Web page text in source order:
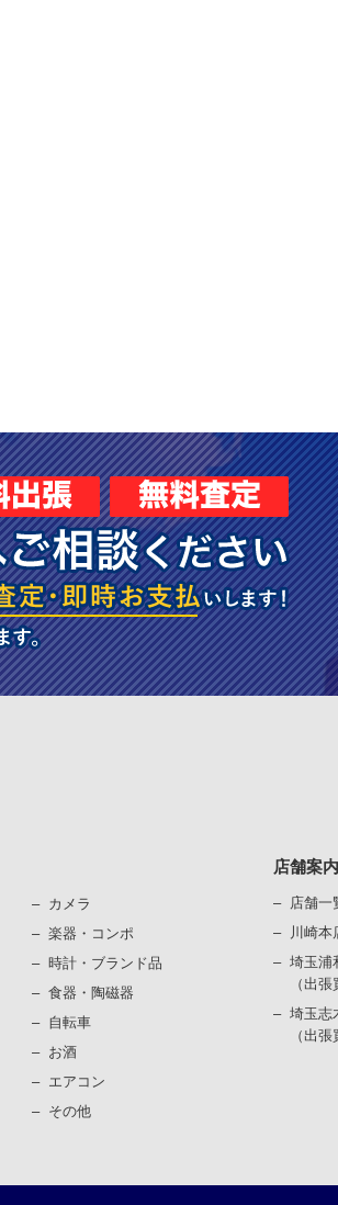
カメラ
楽器・コンポ
時計・ブランド品
⾷器・陶磁器
⾃転⾞
お酒
エアコン
その他
店舗案内
店舗一
川崎本
埼玉浦
（出張
埼玉志
（出張